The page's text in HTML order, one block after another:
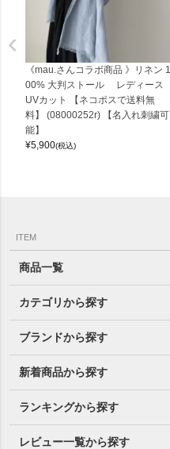
《mau.さんコラボ商品 》リネン 1
00% 大判ストール レディース
UVカット 【ネコポスで送料無
料】 (08000252r) 【名入れ刺繍可
能】
¥5,900(税込)
ITEM
商品一覧
カテゴリから探す
ブランドから探す
新着商品から探す
ランキングから探す
レビュー一覧から探す